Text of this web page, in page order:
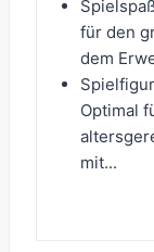
für den
dem
Optimal
mit...